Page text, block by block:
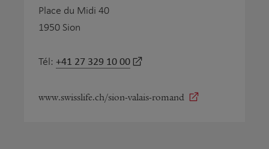
Place du Midi 40
1950 Sion
Tél: +41 27 329 10 00
www.swisslife.ch/sion-valais-romand